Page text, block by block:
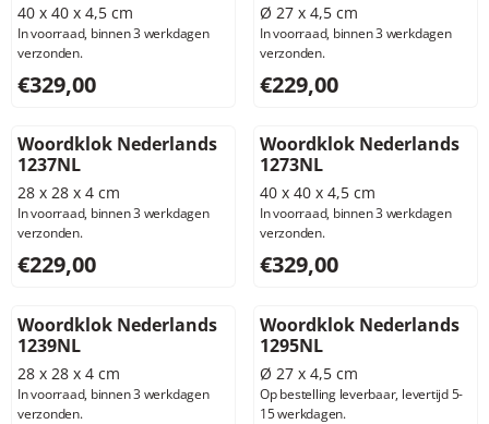
40 x 40 x 4,5 cm
In voorraad, binnen 3 werkdagen
verzonden.
Prijs: 329,00, exclusief btw: 271,90
€329,00
Ø 27 x 4,5 cm
In voorraad, binnen 3 werkdagen
verzonden.
Prijs: 229,00, exclusief btw:
€229,00
Woordklok Nederlands
1237NL
28 x 28 x 4 cm
In voorraad, binnen 3 werkdagen
verzonden.
Prijs: 229,00, exclusief btw: 189,26
€229,00
Woordklok Nederlands
1273NL
40 x 40 x 4,5 cm
In voorraad, binnen 3 werkdagen
verzonden.
Prijs: 329,00, exclusief btw:
€329,00
Woordklok Nederlands
1239NL
28 x 28 x 4 cm
In voorraad, binnen 3 werkdagen
verzonden.
Woordklok Nederlands
1295NL
Ø 27 x 4,5 cm
Op bestelling leverbaar, levertijd 5-
15 werkdagen.